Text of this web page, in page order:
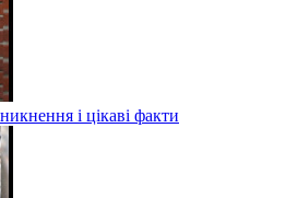
і цікаві факти